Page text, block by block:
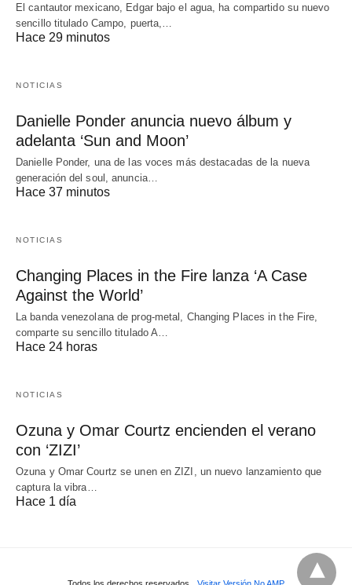
El cantautor mexicano, Edgar bajo el agua, ha compartido su nuevo
sencillo titulado Campo, puerta,…
Hace 29 minutos
NOTICIAS
Danielle Ponder anuncia nuevo álbum y
adelanta ‘Sun and Moon’
Danielle Ponder, una de las voces más destacadas de la nueva
generación del soul, anuncia…
Hace 37 minutos
NOTICIAS
Changing Places in the Fire lanza ‘A Case
Against the World’
La banda venezolana de prog-metal, Changing Places in the Fire,
comparte su sencillo titulado A…
Hace 24 horas
NOTICIAS
Ozuna y Omar Courtz encienden el verano
con ‘ZIZI’
Ozuna y Omar Courtz se unen en ZIZI, un nuevo lanzamiento que
captura la vibra…
Hace 1 día